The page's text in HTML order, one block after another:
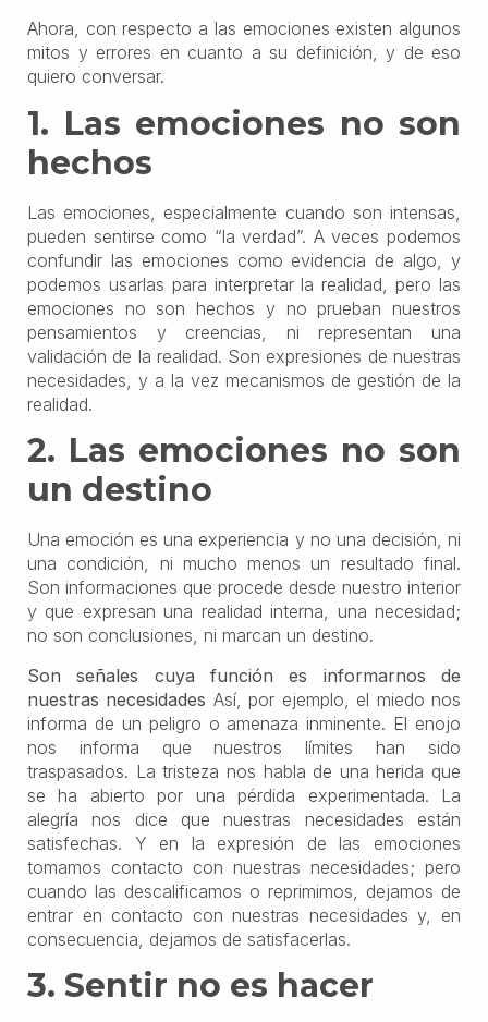
Ahora, con respecto a las emociones existen algunos
mitos y errores en cuanto a su definición, y de eso
quiero conversar.
1. Las emociones no son
hechos
Las emociones, especialmente cuando son intensas,
pueden sentirse como “la verdad”. A veces podemos
confundir las emociones como evidencia de algo, y
podemos usarlas para interpretar la realidad, pero las
emociones no son hechos y no prueban nuestros
pensamientos y creencias, ni representan una
validación de la realidad. Son expresiones de nuestras
necesidades, y a la vez mecanismos de gestión de la
realidad.
2. Las emociones no son
un destino
Una emoción es una experiencia y no una decisión, ni
una condición, ni mucho menos un resultado final.
Son informaciones que procede desde nuestro interior
y que expresan una realidad interna, una necesidad;
no son conclusiones, ni marcan un destino.
Son señales cuya función es informarnos de
nuestras necesidades Así, por ejemplo, el miedo nos
informa de un peligro o amenaza inminente. El enojo
nos informa que nuestros límites han sido
traspasados. La tristeza nos habla de una herida que
se ha abierto por una pérdida experimentada. La
alegría nos dice que nuestras necesidades están
satisfechas. Y en la expresión de las emociones
tomamos contacto con nuestras necesidades; pero
cuando las descalificamos o reprimimos, dejamos de
entrar en contacto con nuestras necesidades y, en
consecuencia, dejamos de satisfacerlas.
3. Sentir no es hacer